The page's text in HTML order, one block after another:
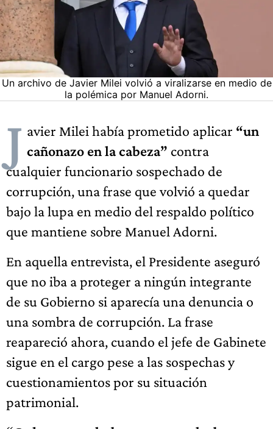
Un archivo de Javier Milei volvió a viralizarse en medio de
la polémica por Manuel Adorni.
J avier Milei había prometido aplicar “un
cañonazo en la cabeza” contra
cualquier funcionario sospechado de
corrupción, una frase que volvió a quedar
bajo la lupa en medio del respaldo político
que mantiene sobre Manuel Adorni.
En aquella entrevista, el Presidente aseguró
que no iba a proteger a ningún integrante
de su Gobierno si aparecía una denuncia o
una sombra de corrupción. La frase
reapareció ahora, cuando el jefe de Gabinete
sigue en el cargo pese a las sospechas y
cuestionamientos por su situación
patrimonial.